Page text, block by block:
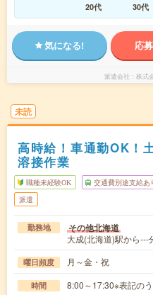
20代
30代
気になる! 応
派遣会社 株式
未読
高時給！車通勤OK！
溶接作業
職種未経験OK 交通費別途支給あ
派遣
勤務地 その他北海道
大成(北海道)駅から---
曜日頻度 月～金・祝
時間 8:00～17:30※表記のう